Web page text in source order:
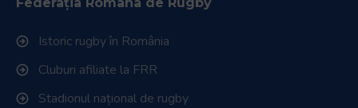
Istoric rugby în România
Cluburi afiliate la FRR
Stadionul național de rugby